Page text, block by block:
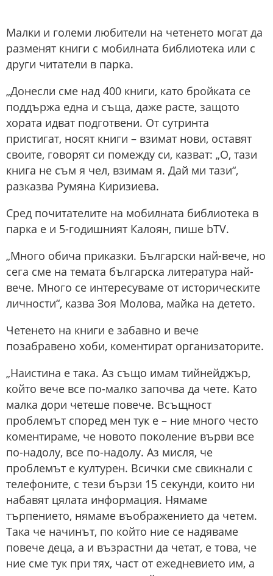
Малки и големи любители на четенето могат да
разменят книги с мобилната библиотека или с
други читатели в парка.
„Донесли сме над 400 книги, като бройката се
поддържа една и съща, даже расте, защото
хората идват подготвени. От сутринта
пристигат, носят книги – взимат нови, оставят
своите, говорят си помежду си, казват: „О, тази
книга не съм я чел, взимам я. Дай ми тази“,
разказва Румяна Киризиева.
Сред почитателите на мобилната библиотека в
парка е и 5-годишният Калоян, пише bTV.
„Много обича приказки. Български най-вече, но
сега сме на темата българска литература най-
вече. Много се интересуваме от историческите
личности“, казва Зоя Молова, майка на детето.
Четенето на книги е забавно и вече
позабравено хоби, коментират организаторите.
„Наистина е така. Аз също имам тийнейджър,
който вече все по-малко започва да чете. Като
малка дори четеше повече. Всъщност
проблемът според мен тук е – ние много често
коментираме, че новото поколение върви все
по-надолу, все по-надолу. Аз мисля, че
проблемът е културен. Всички сме свикнали с
телефоните, с тези бързи 15 секунди, които ни
набавят цялата информация. Нямаме
търпението, нямаме въображението да четем.
Така че начинът, по който ние се надяваме
повече деца, а и възрастни да четат, е това, че
ние сме тук при тях, част от ежедневието им, а